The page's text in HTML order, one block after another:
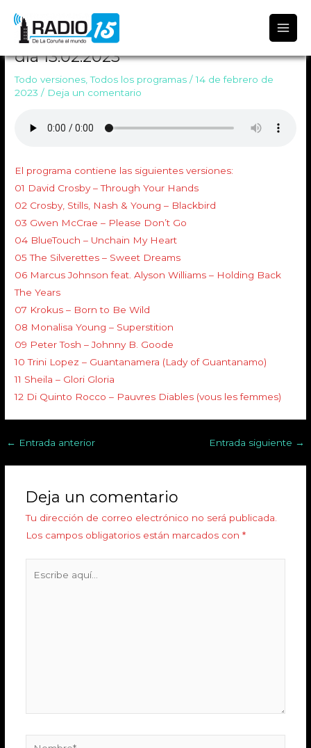
TODO VERSIONES 1615 Emitido el
día 13.02.2023
Todo versiones ,Todos los programas /14 de febrero de
2023/ Deja un comentario
El programa contiene las siguientes versiones:
01 David Crosby – Through Your Hands
02 Crosby, Stills, Nash & Young – Blackbird
03 Gwen McCrae – Please Don’t Go
04 BlueTouch – Unchain My Heart
05 The Silverettes – Sweet Dreams
06 Marcus Johnson feat. Alyson Williams – Holding Back
The Years
07 Krokus – Born to Be Wild
08 Monalisa Young – Superstition
09 Peter Tosh – Johnny B. Goode
10 Trini Lopez – Guantanamera (Lady of Guantanamo)
11 Sheila – Glori Gloria
12 Di Quinto Rocco – Pauvres Diables (vous les femmes)
← Entrada anterior Entrada siguiente →
Deja un comentario
Tu dirección de correo electrónico no será publicada.
Los campos obligatorios están marcados con *